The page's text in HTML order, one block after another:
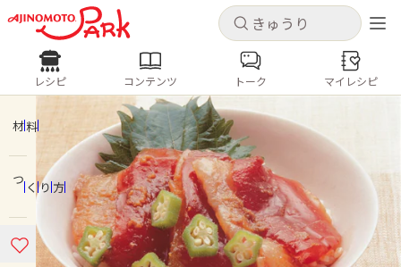
キャンセル
ログインするとレシピを保存できます
ログイン 新規登録
ホーム
コンテンツ
キャンセル
レシピ コンテンツ
人気の食材・レシピ
きゅうり なす トマト
とうもろこし
ピーマン
みょうが ゴーヤ
レシピ コンテンツ トーク マイレシピ
材料
つくり方